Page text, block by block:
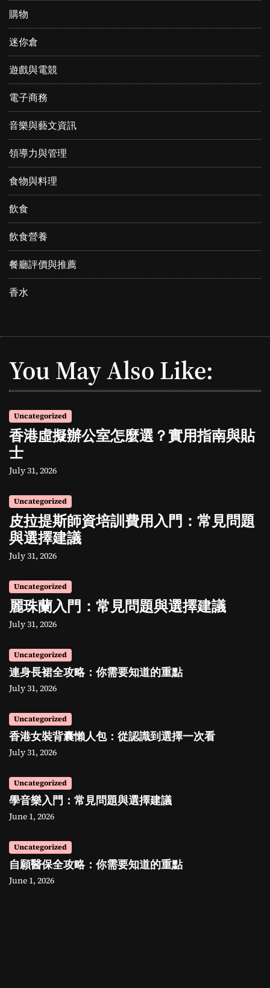
購物
迷你倉
遊戲與電競
電子商務
音樂與藝文資訊
領導力與管理
食物與料理
飲食
飲食營養
餐廳評價與推薦
香水
You May Also Like:
Uncategorized
香港虛擬辦公室怎麼選？實用指南與貼
士
July 31, 2026
Uncategorized
皮拉提斯師資培訓費用入門：常見問題
與選擇建議
July 31, 2026
Uncategorized
麗珠蘭入門：常見問題與選擇建議
July 31, 2026
Uncategorized
連身長裙全攻略：你需要知道的重點
July 31, 2026
Uncategorized
香港女裝背囊懶人包：從認識到選擇一次看
July 31, 2026
Uncategorized
學音樂入門：常見問題與選擇建議
June 1, 2026
Uncategorized
自願醫保全攻略：你需要知道的重點
June 1, 2026